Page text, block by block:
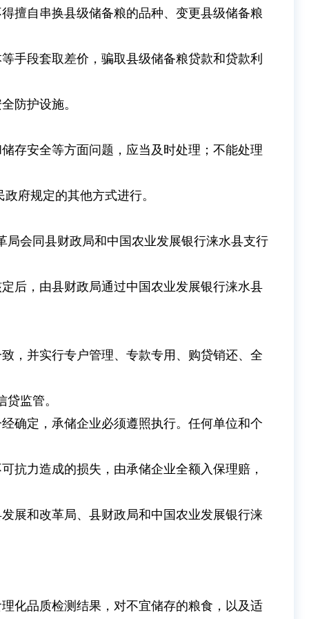
擅自串换县级储备粮的品种、变更县级储备粮
手段套取差价，骗取县级储备粮贷款和贷款利
防护设施。
存安全等方面问题，应当及时处理；不能处理
府规定的其他方式进行。
会同县财政局和中国农业发展银行涞水县支行
后，由县财政局通过中国农业发展银行涞水县
，并实行专户管理、专款专用、购贷销还、全
监管。
确定，承储企业必须遵照执行。任何单位和个
抗力造成的损失，由承储企业全额入保理赔，
展和改革局、县财政局和中国农业发展银行涞
化品质检测结果，对不宜储存的粮食，以及适